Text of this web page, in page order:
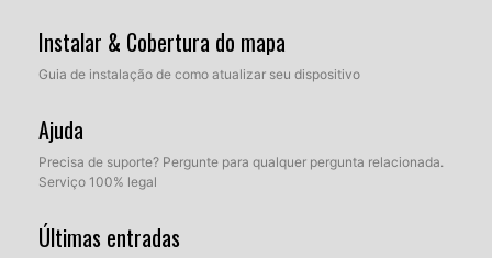
Instalar & Cobertura do mapa
Guia de instalação de como atualizar seu dispositivo
Ajuda
Precisa de suporte? Pergunte para qualquer pergunta relacionada.
Serviço 100% legal
Últimas entradas